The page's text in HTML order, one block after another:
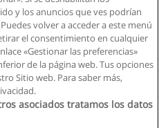
de uso
y los anuncios que ves podrían
volver a acceder a este menú
el consentimiento en cualquier
«Gestionar las preferencias»
de la página web. Tus opciones
Sitio web. Para saber más,
asociados tratamos los datos